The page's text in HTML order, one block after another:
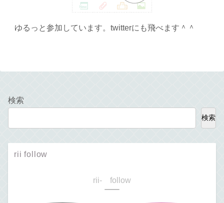
ゆるっと参加しています。twitterにも飛べます＾＾
検索
検索
rii follow
rii- follow